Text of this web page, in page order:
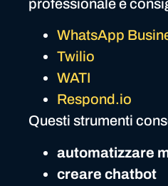
professionale è
WhatsApp
Twilio
WATI
Respond.io
Questi strumenti
automatizzare
creare chatbot